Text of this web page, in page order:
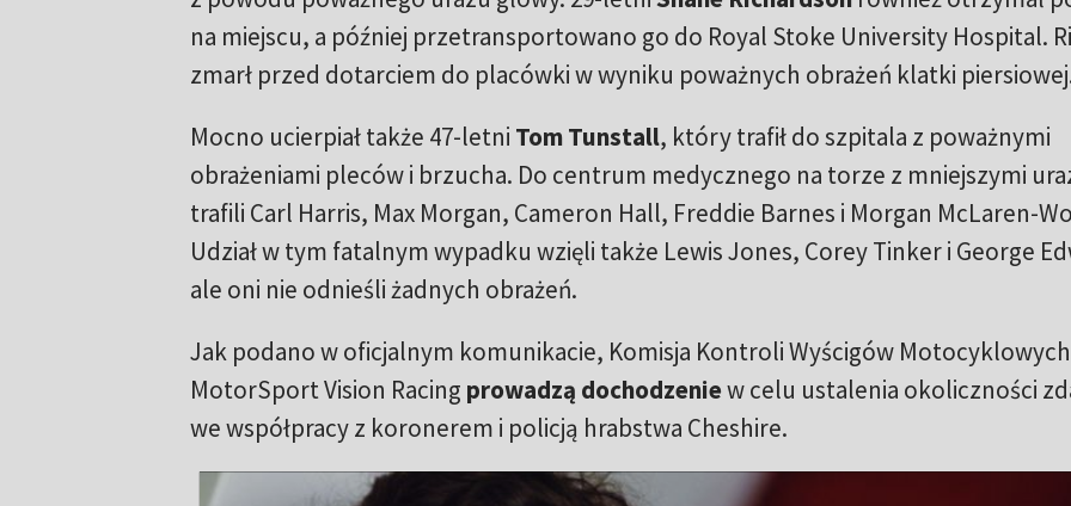
na miejscu, a później przetransportowano go do Royal Stoke University Hospital.
zmarł przed dotarciem do placówki w wyniku poważnych obrażeń klatki
Mocno ucierpiał także 47-letni Tom Tunstall, który trafił do szpitala z poważnymi
obrażeniami pleców i brzucha. Do centrum medycznego na torze z mniejszymi
trafili Carl Harris, Max Morgan, Cameron Hall, Freddie Barnes i Morgan McLaren-
Udział w tym fatalnym wypadku wzięli także Lewis Jones, Corey Tinker i George
ale oni nie odnieśli żadnych obrażeń.
Jak podano w oficjalnym komunikacie, Komisja Kontroli Wyścigów
MotorSport Vision Racing prowadzą dochodzeniew celu ustalenia okoliczności
we współpracy z koronerem i policją hrabstwa Cheshire.